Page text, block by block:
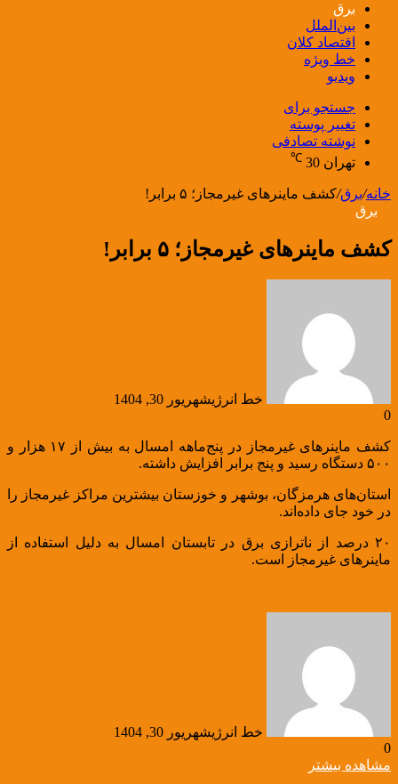
برق
بین‌الملل
اقتصاد کلان
خط ویژه
ویدیو
جستجو برای
تغییر پوسته
نوشته تصادفی
تهران 30
℃
خانه/برق/کشف ماینرهای غیرمجاز؛ ۵ برابر!
برق
کشف ماینرهای غیرمجاز؛ ۵ برابر!
خط انرژیشهریور 30, 1404
0
کشف ماینرهای غیرمجاز در پنج‌ماهه امسال به بیش از ۱۷ هزار و
۵۰۰ دستگاه رسید و پنج برابر افزایش داشته.
استان‌های هرمزگان، بوشهر و خوزستان بیشترین مراکز غیرمجاز را
در خود جای داده‌اند.
۲۰ درصد از ناترازی برق در تابستان امسال به دلیل استفاده از
ماینرهای غیرمجاز است.
خط انرژیشهریور 30, 1404
0
مشاهده بیشتر